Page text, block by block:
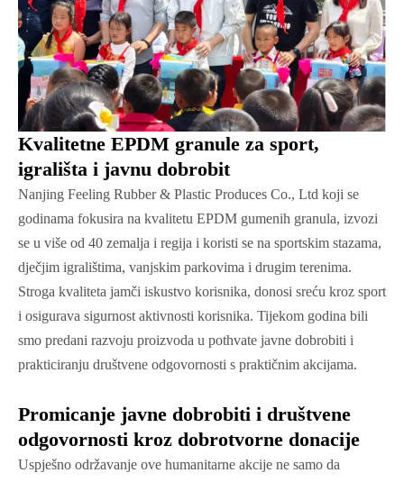
Kvalitetne EPDM granule za sport,
igrališta i javnu dobrobit
Nanjing Feeling Rubber & Plastic Produces Co., Ltd koji se
godinama fokusira na kvalitetu EPDM gumenih granula, izvozi
se u više od 40 zemalja i regija i koristi se na sportskim stazama,
dječjim igralištima, vanjskim parkovima i drugim terenima.
Stroga kvaliteta jamči iskustvo korisnika, donosi sreću kroz sport
i osigurava sigurnost aktivnosti korisnika. Tijekom godina bili
smo predani razvoju proizvoda u pothvate javne dobrobiti i
prakticiranju društvene odgovornosti s praktičnim akcijama.
Promicanje javne dobrobiti i društvene
odgovornosti kroz dobrotvorne donacije
Uspješno održavanje ove humanitarne akcije ne samo da